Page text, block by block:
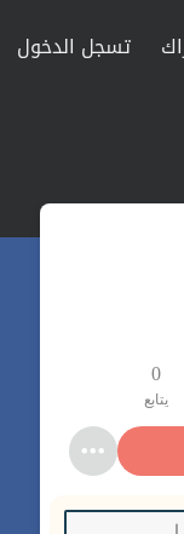
تسجل الدخول
0
يتابع